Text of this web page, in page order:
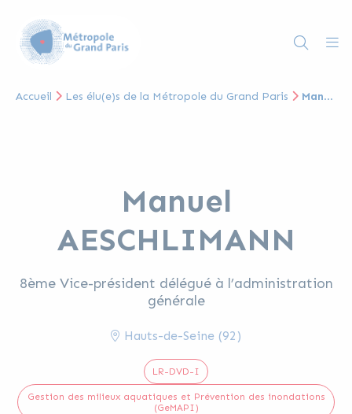
Accueil Les élu(e)s de la Métropole du Grand Paris Manuel AESCHLIMANN
Manuel
AESCHLIMANN
8ème Vice-président délégué à l’administration
générale
Hauts-de-Seine (92)
LR-DVD-I
Gestion des milieux aquatiques et Prévention des inondations
(GeMAPI)